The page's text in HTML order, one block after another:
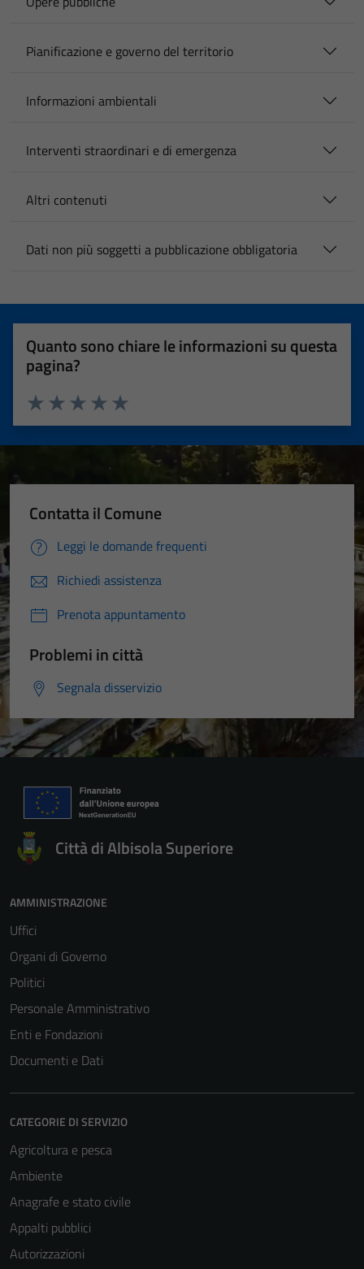
Pianificazione e governo del territorio
Informazioni ambientali
Interventi straordinari e di emergenza
Altri contenuti
Dati non più soggetti a pubblicazione obbligatoria
Quanto sono chiare le informazioni su questa
pagina?
Valuta 5 stelle su 5
Valuta 4 stelle su 5
Valuta 3 stelle su 5
Valuta 2 stelle su 5
Valuta 1 stelle su 5
Contatta il Comune
Leggi le domande frequenti
Richiedi assistenza
Prenota appuntamento
Problemi in città
Segnala disservizio
Città di Albisola Superiore
AMMINISTRAZIONE
Uffici
Organi di Governo
Politici
Personale Amministrativo
Enti e Fondazioni
Documenti e Dati
CATEGORIE DI SERVIZIO
Agricoltura e pesca
Ambiente
Anagrafe e stato civile
Appalti pubblici
Autorizzazioni